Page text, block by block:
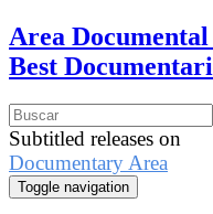
Area Documental
Best
Subtitled releases on
Documentary Area
Toggle navigation